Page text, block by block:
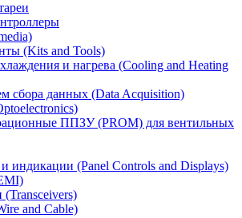
(Kits and Tools)
и нагрева (Cooling and Heating
сбора данных (Data Acquisition)
ППЗУ (PROM) для вентильных
индикации (Panel Controls and Displays)
and Cable)